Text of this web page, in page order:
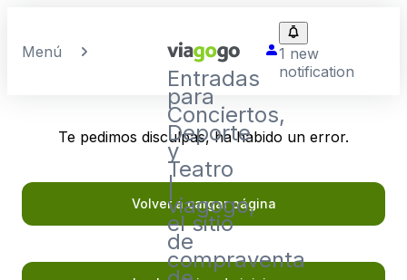
Menú
Entradas
para
Conciertos,
Deporte
y
Teatro
|
viagogo,
el sitio
de
compraventa
1 new
notification
Te pedimos disculpas, ha habido un error.
Volver a cargar página